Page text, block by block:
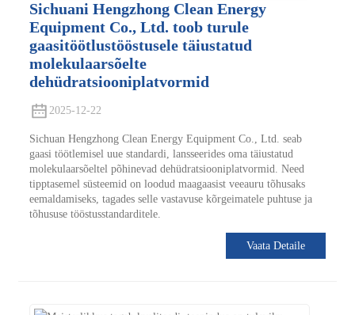
Sichuani Hengzhong Clean Energy
Equipment Co., Ltd. toob turule
gaasitöötlustööstusele täiustatud
molekulaarsõelte
dehüdratsiooniplatvormid
2025-12-22
Sichuan Hengzhong Clean Energy Equipment Co., Ltd. seab
gaasi töötlemisel uue standardi, lansseerides oma täiustatud
molekulaarsõeltel põhinevad dehüdratsiooniplatvormid. Need
tipptasemel süsteemid on loodud maagaasist veeauru tõhusaks
eemaldamiseks, tagades selle vastavuse kõrgeimatele puhtuse ja
tõhususe tööstusstandarditele.
Vaata Detaile